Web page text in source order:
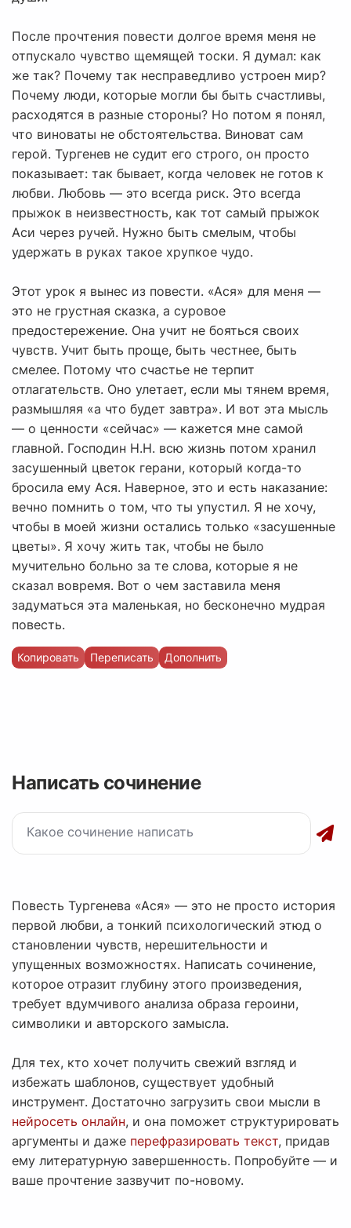
После прочтения повести долгое время меня не
отпускало чувство щемящей тоски. Я думал: как
же так? Почему так несправедливо устроен мир?
Почему люди, которые могли бы быть счастливы,
расходятся в разные стороны? Но потом я понял,
что виноваты не обстоятельства. Виноват сам
герой. Тургенев не судит его строго, он просто
показывает: так бывает, когда человек не готов к
любви. Любовь — это всегда риск. Это всегда
прыжок в неизвестность, как тот самый прыжок
Аси через ручей. Нужно быть смелым, чтобы
удержать в руках такое хрупкое чудо.
Этот урок я вынес из повести. «Ася» для меня —
это не грустная сказка, а суровое
предостережение. Она учит не бояться своих
чувств. Учит быть проще, быть честнее, быть
смелее. Потому что счастье не терпит
отлагательств. Оно улетает, если мы тянем время,
размышляя «а что будет завтра». И вот эта мысль
— о ценности «сейчас» — кажется мне самой
главной. Господин Н.Н. всю жизнь потом хранил
засушенный цветок герани, который когда-то
бросила ему Ася. Наверное, это и есть наказание:
вечно помнить о том, что ты упустил. Я не хочу,
чтобы в моей жизни остались только «засушенные
цветы». Я хочу жить так, чтобы не было
мучительно больно за те слова, которые я не
сказал вовремя. Вот о чем заставила меня
задуматься эта маленькая, но бесконечно мудрая
повесть.
Копировать Переписать Дополнить
Написать сочинение
Повесть Тургенева «Ася» — это не просто история
первой любви, а тонкий психологический этюд о
становлении чувств, нерешительности и
упущенных возможностях. Написать сочинение,
которое отразит глубину этого произведения,
требует вдумчивого анализа образа героини,
символики и авторского замысла.
Для тех, кто хочет получить свежий взгляд и
избежать шаблонов, существует удобный
инструмент. Достаточно загрузить свои мысли в
нейросеть онлайн, и она поможет структурировать
аргументы и даже перефразировать текст, придав
ему литературную завершенность. Попробуйте — и
ваше прочтение зазвучит по-новому.